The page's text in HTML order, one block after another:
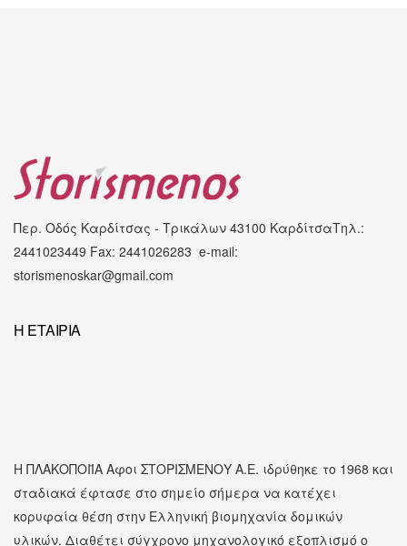
Περ. Οδός Καρδίτσας - Τρικάλων 43100 ΚαρδίτσαΤηλ.:
2441023449 Fax: 2441026283 e-mail:
storismenoskar@gmail.com
Η ΕΤΑΙΡΊΑ
Η ΠΛΑΚΟΠΟΙΪΑ Αφοι ΣΤΟΡΙΣΜΕΝΟΥ Α.Ε. ιδρύθηκε το 1968 και
σταδιακά έφτασε στο σημείο σήμερα να κατέχει
κορυφαία θέση στην Ελληνική βιομηχανία δομικών
υλικών. Διαθέτει σύγχρονο μηχανολογικό εξοπλισμό ο